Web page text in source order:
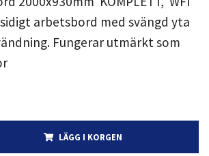
arbetsbord med svängd yta
Fungerar utmärkt som
LÄGG I KORGEN